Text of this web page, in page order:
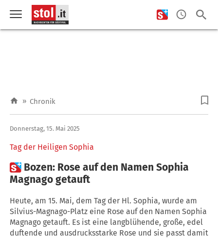
» Chronik
Tag der Heiligen Sophia
Donnerstag, 15. Mai 2025
 Bozen: Rose auf den Namen Sophia
Magnago getauft
Heute, am 15. Mai, dem Tag der Hl. Sophia, wurde am
Silvius-Magnago-Platz eine Rose auf den Namen Sophia
Magnago getauft. Es ist eine langblühende, große, edel
duftende und ausdrucksstarke Rose und sie passt damit